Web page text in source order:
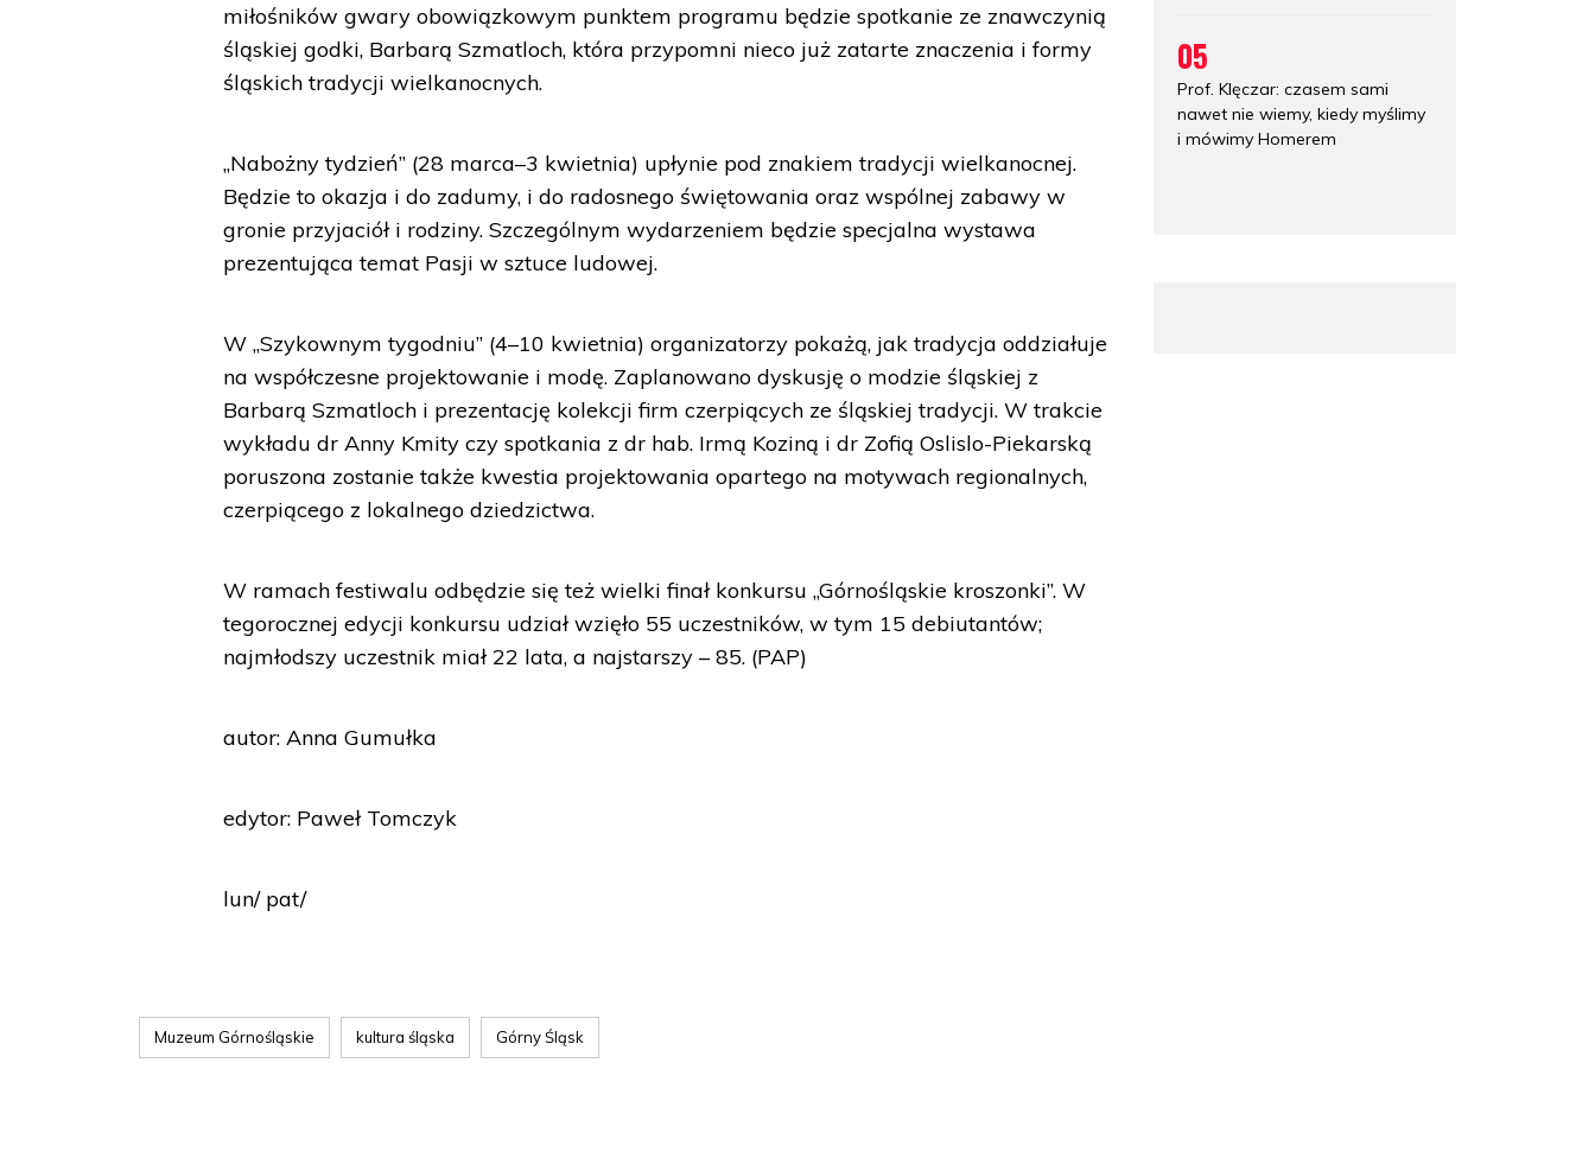
miłośników gwary obowiązkowym punktem programu będzie spotkanie ze znawczynią
śląskiej godki, Barbarą Szmatloch, która przypomni nieco już zatarte znaczenia i formy
śląskich tradycji wielkanocnych.
„Nabożny tydzień” (28 marca–3 kwietnia) upłynie pod znakiem tradycji wielkanocnej.
Będzie to okazja i do zadumy, i do radosnego świętowania oraz wspólnej zabawy w
gronie przyjaciół i rodziny. Szczególnym wydarzeniem będzie specjalna wystawa
prezentująca temat Pasji w sztuce ludowej.
W „Szykownym tygodniu” (4–10 kwietnia) organizatorzy pokażą, jak tradycja oddziałuje
na współczesne projektowanie i modę. Zaplanowano dyskusję o modzie śląskiej z
Barbarą Szmatloch i prezentację kolekcji firm czerpiących ze śląskiej tradycji. W trakcie
wykładu dr Anny Kmity czy spotkania z dr hab. Irmą Koziną i dr Zofią Oslislo-Piekarską
poruszona zostanie także kwestia projektowania opartego na motywach regionalnych,
czerpiącego z lokalnego dziedzictwa.
W ramach festiwalu odbędzie się też wielki finał konkursu „Górnośląskie kroszonki”. W
tegorocznej edycji konkursu udział wzięło 55 uczestników, w tym 15 debiutantów;
najmłodszy uczestnik miał 22 lata, a najstarszy – 85. (PAP)
autor: Anna Gumułka
edytor: Paweł Tomczyk
lun/ pat/
Muzeum Górnośląskie kultura śląska Górny Śląsk
05
Prof. Klęczar: czasem sami
nawet nie wiemy, kiedy myślimy
i mówimy Homerem